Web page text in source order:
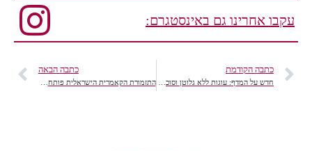
עקבו אחרינו גם באינסטגרם:
כתבה הקודמת
חדש על המדף: עוגות ללא גלוטן וסוכר, טעים ובריא!
כתבה הבאה
התזמורת הקאמרית הישראלית פותחת עונה בקונצרט חגיגי